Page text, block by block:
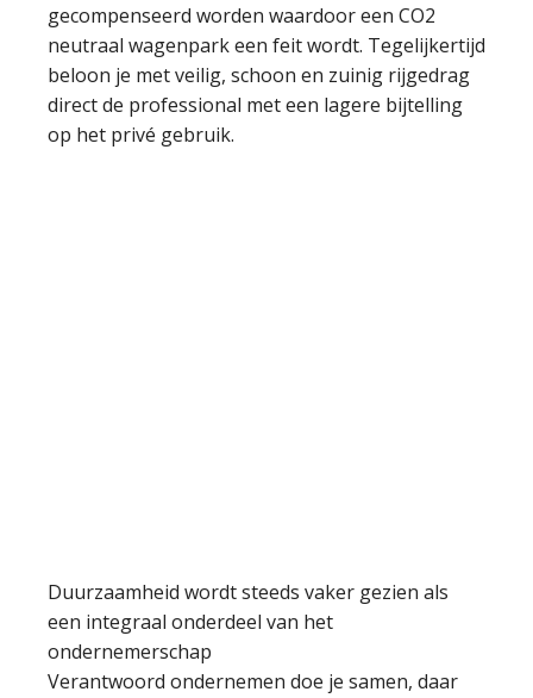
gecompenseerd worden waardoor een CO2
neutraal wagenpark een feit wordt. Tegelijkertijd
beloon je met veilig, schoon en zuinig rijgedrag
direct de professional met een lagere bijtelling
op het privé gebruik.
Duurzaamheid wordt steeds vaker gezien als
een integraal onderdeel van het
ondernemerschap
Verantwoord ondernemen doe je samen, daar